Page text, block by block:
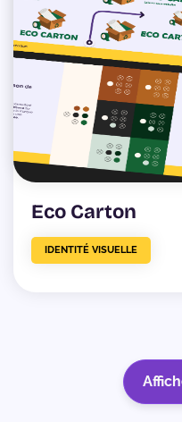
Eco Carton
IDENTITÉ VISUELLE